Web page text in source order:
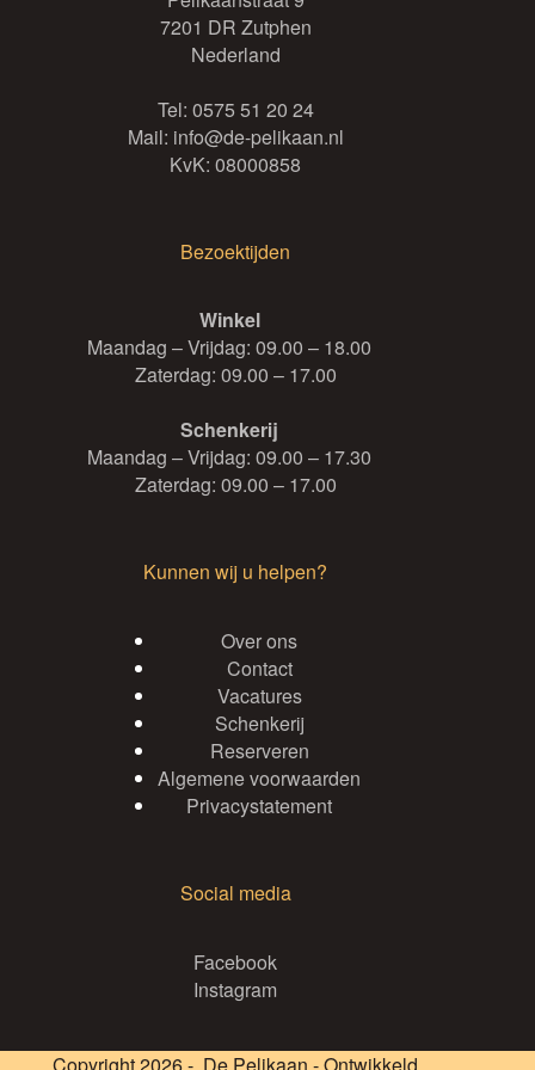
7201 DR Zutphen
Nederland
Tel: 0575 51 20 24
Mail: info@de-pelikaan.nl
KvK: 08000858
Bezoektijden
Winkel
Maandag – Vrijdag: 09.00 – 18.00
Zaterdag: 09.00 – 17.00
Schenkerij
Maandag – Vrijdag: 09.00 – 17.30
Zaterdag: 09.00 – 17.00
Kunnen wij u helpen?
Over ons
Contact
Vacatures
Schenkerij
Reserveren
Algemene voorwaarden
Privacystatement
Social media
Facebook
Instagram